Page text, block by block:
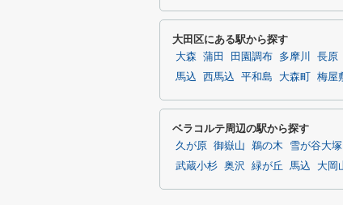
大田区にある駅から探す
大森 蒲田 田園調布 多摩川 長原
馬込
西馬込 平和島 大森町 梅屋
ベラコルテ周辺の駅から探す
久が原 御嶽山 鵜の木 雪が谷大塚
武蔵小杉 奥沢 緑が丘 馬込 大岡